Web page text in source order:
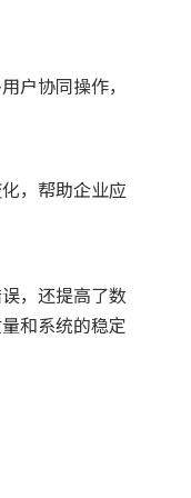
户协同操作，
，帮助企业应
，还提高了数
和系统的稳定